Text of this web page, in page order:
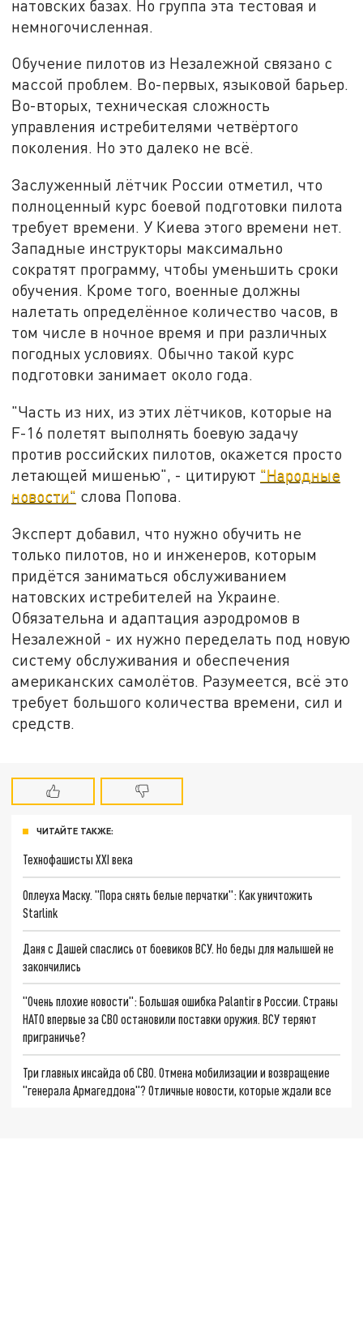
натовских базах. Но группа эта тестовая и
немногочисленная.
Обучение пилотов из Незалежной связано с
массой проблем. Во-первых, языковой барьер.
Во-вторых, техническая сложность
управления истребителями четвёртого
поколения. Но это далеко не всё.
Заслуженный лётчик России отметил, что
полноценный курс боевой подготовки пилота
требует времени. У Киева этого времени нет.
Западные инструкторы максимально
сократят программу, чтобы уменьшить сроки
обучения. Кроме того, военные должны
налетать определённое количество часов, в
том числе в ночное время и при различных
погодных условиях. Обычно такой курс
подготовки занимает около года.
"Часть из них, из этих лётчиков, которые на
F-16 полетят выполнять боевую задачу
против российских пилотов, окажется просто
летающей мишенью", - цитируют "Народные
новости" слова Попова.
Эксперт добавил, что нужно обучить не
только пилотов, но и инженеров, которым
придётся заниматься обслуживанием
натовских истребителей на Украине.
Обязательна и адаптация аэродромов в
Незалежной - их нужно переделать под новую
систему обслуживания и обеспечения
американских самолётов. Разумеется, всё это
требует большого количества времени, сил и
средств.
ЧИТАЙТЕ ТАКЖЕ:
Технофашисты XXI века
Оплеуха Маску. "Пора снять белые перчатки": Как уничтожить
Starlink
Даня с Дашей спаслись от боевиков ВСУ. Но беды для малышей не
закончились
"Очень плохие новости": Большая ошибка Palantir в России. Страны
НАТО впервые за СВО остановили поставки оружия. ВСУ теряют
приграничье?
Три главных инсайда об СВО. Отмена мобилизации и возвращение
"генерала Армагеддона"? Отличные новости, которые ждали все